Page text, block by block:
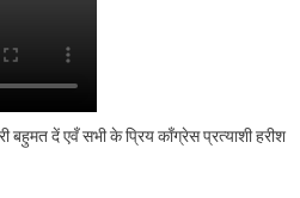
दें एवँ सभी के प्रिय काँग्रेस प्रत्याशी हरीश